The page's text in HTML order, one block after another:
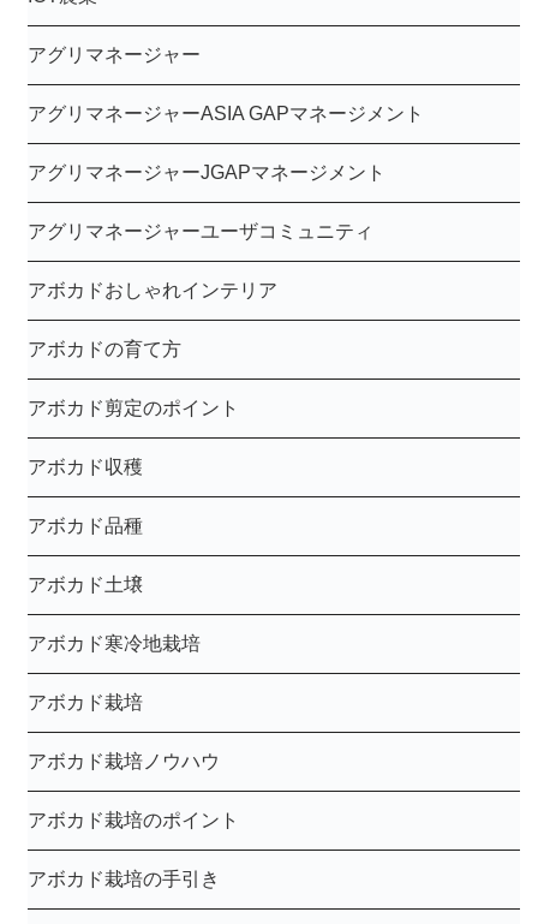
アグリマネージャー
アグリマネージャーASIA GAPマネージメント
アグリマネージャーJGAPマネージメント
アグリマネージャーユーザコミュニティ
アボカドおしゃれインテリア
アボカドの育て方
アボカド剪定のポイント
アボカド収穫
アボカド品種
アボカド土壌
アボカド寒冷地栽培
アボカド栽培
アボカド栽培ノウハウ
アボカド栽培のポイント
アボカド栽培の手引き